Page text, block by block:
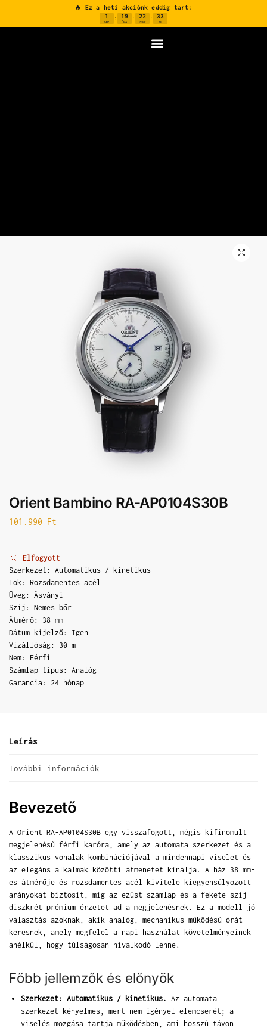
🔥 Ez a heti akciónk eddig tart:
1
NAP
: 19
ÓRA
: 22
PERC
: 32
MP
Orient Bambino RA-AP0104S30B
101.990 Ft
Elfogyott
Szerkezet: Automatikus / kinetikus
Tok: Rozsdamentes acél
Üveg: Ásványi
Szíj: Nemes bőr
Átmérő: 38 mm
Dátum kijelző: Igen
Vízállóság: 30 m
Nem: Férfi
Számlap típus: Analóg
Garancia: 24 hónap
Leírás
További információk
Bevezető
A Orient RA-AP0104S30B egy visszafogott, mégis kifinomult
megjelenésű férfi karóra, amely az automata szerkezet és a
klasszikus vonalak kombinációjával a mindennapi viselet és
az elegáns alkalmak közötti átmenetet kínálja. A ház 38 mm-
es átmérője és rozsdamentes acél kivitele kiegyensúlyozott
arányokat biztosít, míg az ezüst számlap és a fekete szíj
diszkrét prémium érzetet ad a megjelenésnek. Ez a modell jó
választás azoknak, akik analóg, mechanikus működésű órát
keresnek, amely megfelel a napi használat követelményeinek
anélkül, hogy túlságosan hivalkodó lenne.
Főbb jellemzők és előnyök
Szerkezet: Automatikus / kinetikus. Az automata
szerkezet kényelmes, mert nem igényel elemcserét; a
viselés mozgása tartja működésben, ami hosszú távon